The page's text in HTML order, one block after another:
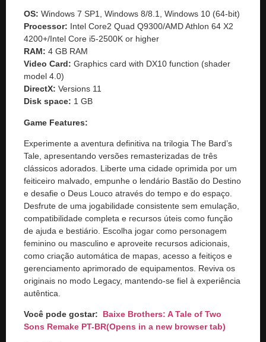
OS: Windows 7 SP1, Windows 8/8.1, Windows 10 (64-bit)
Processor: Intel Core2 Quad Q9300/AMD Athlon 64 X2
4200+/Intel Core i5-2500K or higher
RAM: 4 GB RAM
Video Card: Graphics card with DX10 function (shader
model 4.0)
DirectX: Versions 11
Disk space: 1 GB
Game Features:
Experimente a aventura definitiva na trilogia The Bard’s
Tale, apresentando versões remasterizadas de três
clássicos adorados. Liberte uma cidade oprimida por um
feiticeiro malvado, empunhe o lendário Bastão do Destino
e desafie o Deus Louco através do tempo e do espaço.
Desfrute de uma jogabilidade consistente sem emulação,
compatibilidade completa e recursos úteis como função
de ajuda e bestiário. Escolha jogar como personagem
feminino ou masculino e aproveite recursos adicionais,
como criação automática de mapas, acesso a feitiços e
gerenciamento aprimorado de equipamentos. Reviva os
originais no modo Legacy, mantendo-se fiel à experiência
autêntica.
Você pode gostar: Baixe Brothers: A Tale of Two
Sons Remake PT-BR(Opens in a new browser tab)